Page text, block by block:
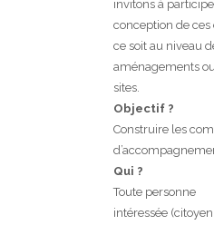
invitons à
conception de ces
ce soit au niveau
aménagements
sites.
Objectif ?
Construire les
Qui ?
Toute personne
intéressée